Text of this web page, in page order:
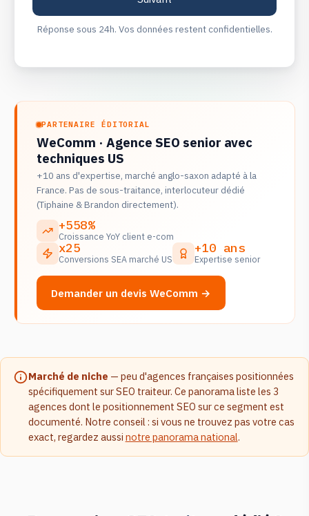
Réponse sous 24h. Vos données restent confidentielles.
PARTENAIRE ÉDITORIAL
WeComm · Agence SEO senior avec
techniques US
+10 ans d'expertise, marché anglo-saxon adapté à la
France. Pas de sous-traitance, interlocuteur dédié
(Tiphaine & Brandon directement).
+558%
Croissance YoY client e-com
x25
Conversions SEA marché US
+10 ans
Expertise senior
Demander un devis WeComm →
Marché de niche — peu d'agences françaises positionnées
spécifiquement sur SEO traiteur. Ce panorama liste les 3
agences dont le positionnement SEO sur ce segment est
documenté. Notre conseil : si vous ne trouvez pas votre cas
exact, regardez aussi notre panorama national.